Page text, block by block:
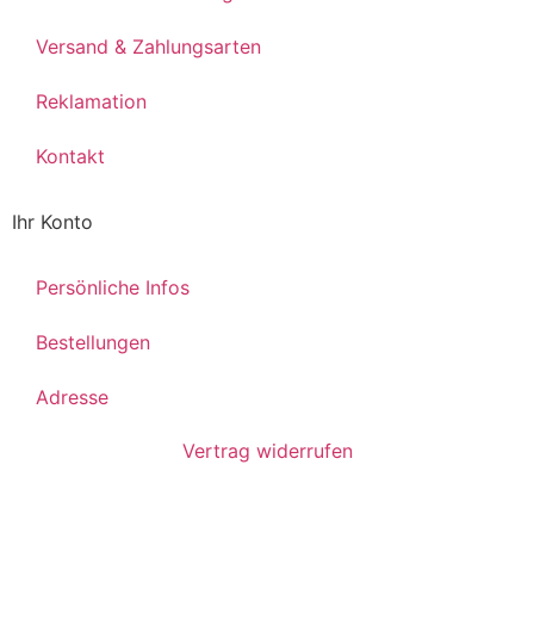
Versand & Zahlungsarten
Reklamation
Kontakt
Ihr Konto
Persönliche Infos
Bestellungen
Adresse
Vertrag widerrufen